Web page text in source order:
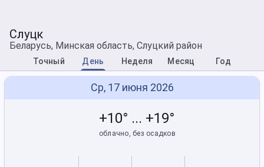
Слуцк
Беларусь, Минская область, Слуцкий район
Точный День Неделя Месяц Год
Ср, 17 июня 2026
+10° ... +19°
облачно, без осадков